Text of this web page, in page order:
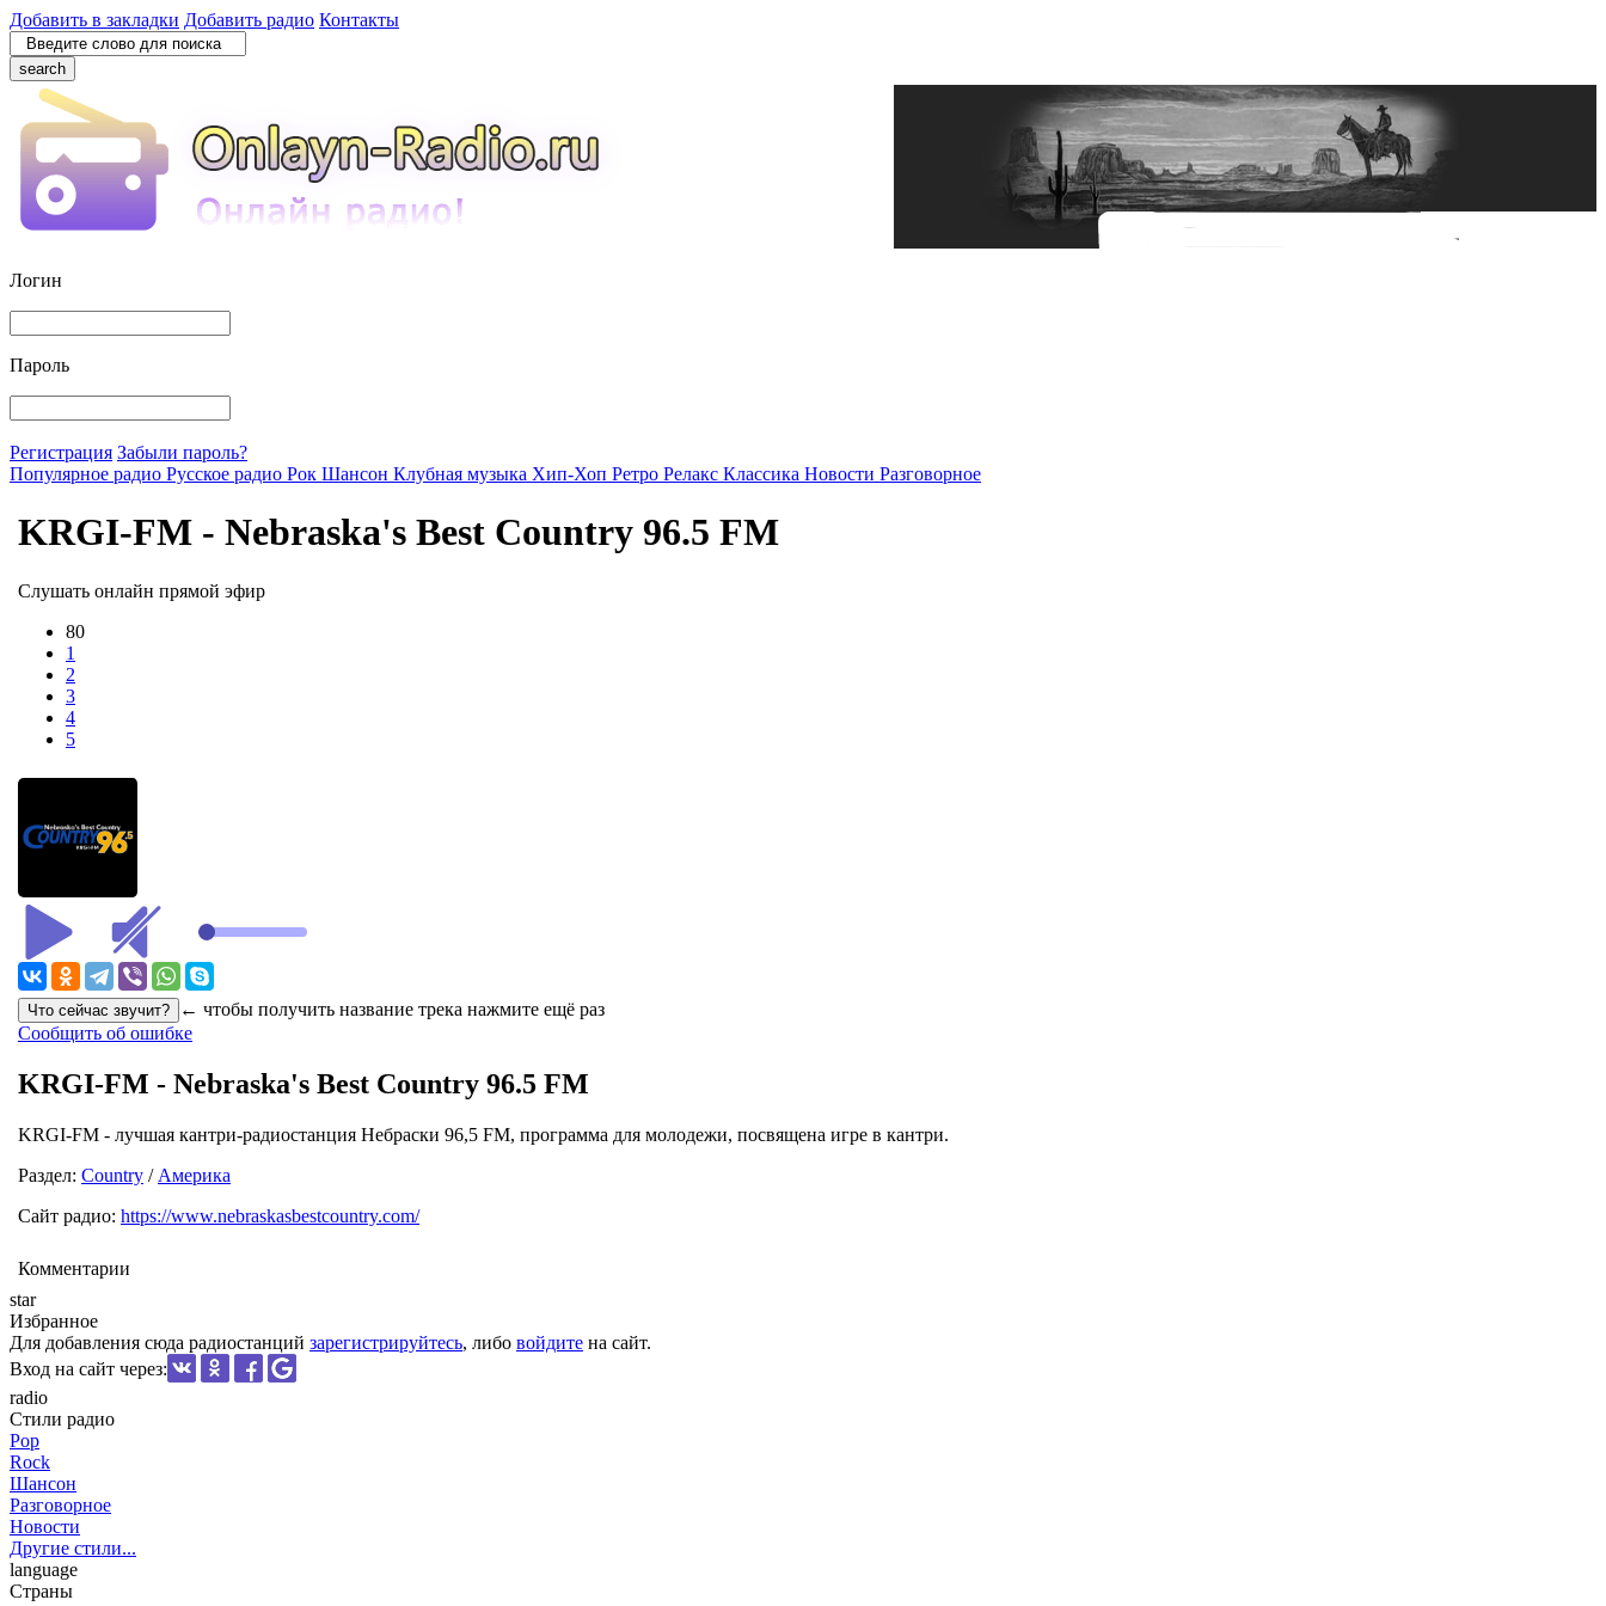
Добавить в закладки Добавить радио Контакты
search
Логин
Пароль
Регистрация Забыли пароль?
Популярное радио Русское радио Рок Шансон Клубная музыка Хип-Хоп Ретро Релакс Классика Новости Разговорное
KRGI-FM - Nebraska's Best Country 96.5 FM
Слушать онлайн прямой эфир
80
1
2
3
4
5
← чтобы получить название трека нажмите ещё раз
Сообщить об ошибке
KRGI-FM - Nebraska's Best Country 96.5 FM
KRGI-FM - лучшая кантри-радиостанция Небраски 96,5 FM, программа для молодежи, посвящена игре в кантри.
Раздел: Country / Америка
Сайт радио: https://www.nebraskasbestcountry.com/
Комментарии
star
Избранное
Для добавления сюда радиостанций зарегистрируйтесь, либо войдите на сайт.
Вход на сайт через:
radio
Стили радио
Pop
Rock
Шансон
Разговорное
Новости
Другие стили...
language
Страны